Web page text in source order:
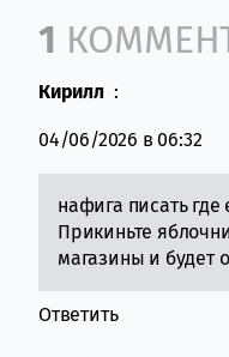
Comment
1
Кирилл :
04/06/2026 в 06:32
нафига писать
Прикиньте
магазины и будет
Ответить